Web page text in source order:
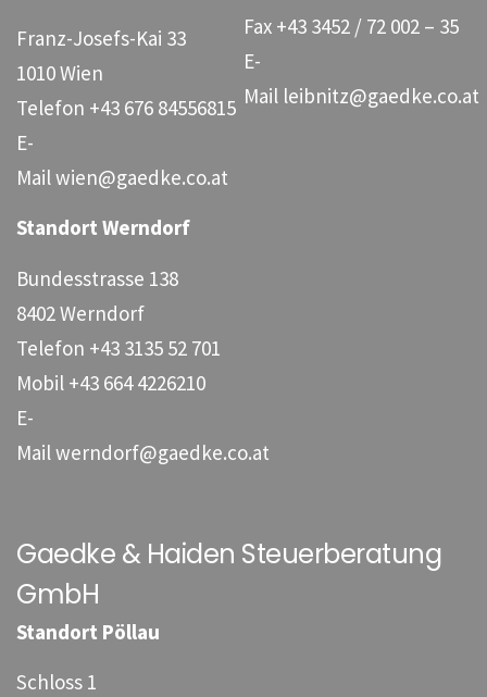
Franz-Josefs-Kai 33
1010 Wien
Telefon +43 676 84556815
E-
Mail wien@gaedke.co.at
Standort Werndorf
Bundesstrasse 138
8402 Werndorf
Telefon +43 3135 52 701
Mobil +43 664 4226210
E-
Mail werndorf@gaedke.co.at
Fax +43 3452 / 72 002 – 35
E-
Mail leibnitz@gaedke.co.at
Gaedke & Haiden Steuerberatung
GmbH
Standort Pöllau
Schloss 1